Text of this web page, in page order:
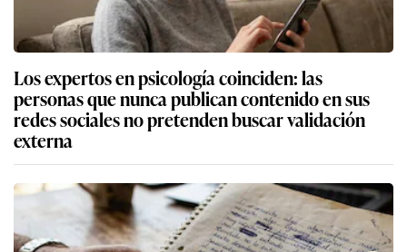
Los expertos en psicología coinciden: las
personas que nunca publican contenido en sus
redes sociales no pretenden buscar validación
externa